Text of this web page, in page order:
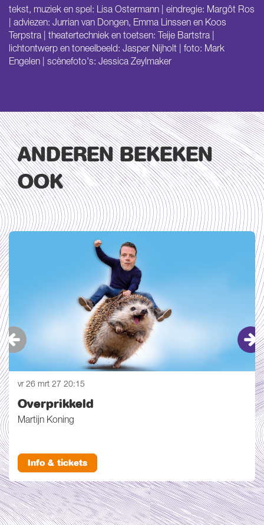
tekst, muziek en spel: Lisa Ostermann | eindregie: Margôt Ros
| adviezen: Jurrian van Dongen, Emma Linssen en Koos
Terpstra | theatertechniek en toetsen: Teije Bartstra |
lichtontwerp en toneelbeeld: Jasper Nijholt | foto: Mark
Engelen | scènefoto's: Jessica Zeylmaker
ANDEREN BEKEKEN
OOK
Overslaan
Overprikkeld
Martijn Koning
vr 26 mrt 27 20:15
Info & tickets